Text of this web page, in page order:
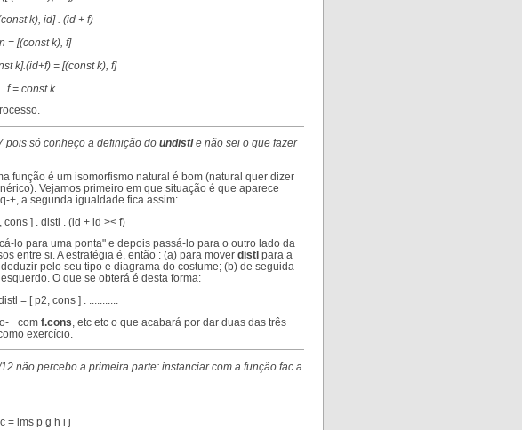
k), id] . (id + f)
= [(const k), f]
k].(id+f) = [(const k), f]
f = const k
pois só conheço a definição do undistle não sei o que fazer
função é um isomorfismo natural é bom (natural quer dizer
Vejamos primeiro em que situação é que aparece
+, a segunda igualdade fica assim:
cons ] . distl . (id + id >< f)
lo para uma ponta" e depois passá-lo para o outro lado da
entre si. A estratégia é, então : (a) para mover distl para a
pelo seu tipo e diagrama do costume; (b) de seguida
O que se obterá é desta forma:
= [ p2, cons ] . ...........
+ com f.cons , etc etc o que acabará por dar duas das três
exercício.
não percebo a primeira parte: instanciar com a função fac a
= lms p g h i j